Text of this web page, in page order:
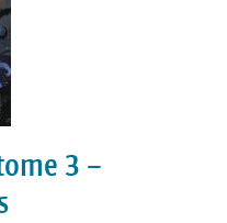
3 –